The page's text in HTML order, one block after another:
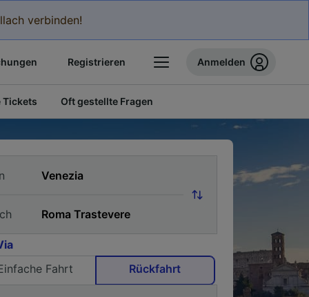
verbinden!
Registrieren Anmelden
Tickets Oft gestellte Fragen
Fahrt
Rückfahrt